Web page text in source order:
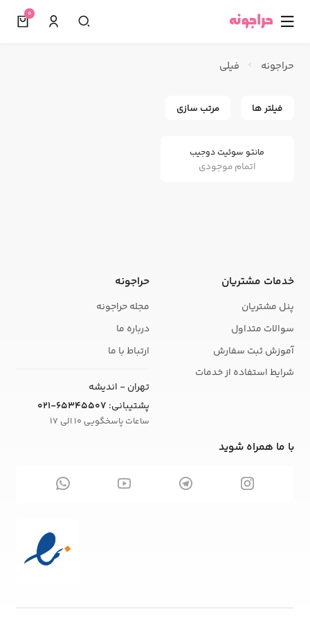
☰
0
حراجونه فیلی
فیلتر ها مرتب سازی
مانتو سوئیت دوجیب
اتمام موجودی
خدمات مشتریان
پنل مشتریان
سوالات متداول
آموزش ثبت سفارش
شرایط استفاده از خدمات
حراجونه
مجله حراجونه
درباره ما
ارتباط با ما
تهران - اندیشه
پشتیبانی: 021-65345507
ساعات پاسخگویی 10 الی 17
با ما همراه شوید